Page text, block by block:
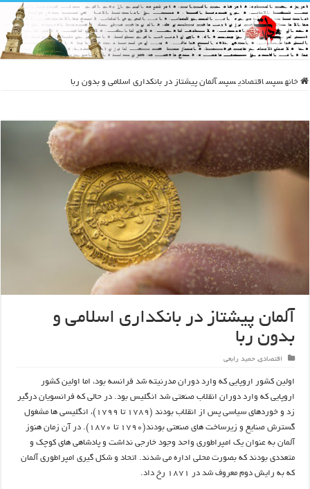
خانه سپس اقتصادی سپس آلمان پیشتاز در بانکداری اسلامی و بدون ربا
آلمان پیشتاز در بانکداری اسلامی و
بدون ربا
اقتصادی,حمید رابعی
اولین کشور اروپایی که وارد دوران مدرنیته شد فرانسه بود، اما اولین کشور
اروپایی که وارد دوران انقلاب صنعتی شد انگلیس بود. در حالی که فرانسویان درگیر
زد و خوردهای سیاسی پس از انقلاب بودند (۱۷۸۹ تا ۱۷۹۹)، انگلیسی ها مشغول
گسترش صنایع و زیرساخت های صنعتی بودند(۱۷۹۰ تا ۱۸۷۰). در آن زمان هنوز
آلمان به عنوان یک امپراطوری واحد وجود خارجی نداشت و پادشاهی های کوچک و
متعددی بودند که بصورت محلی اداره می شدند. اتحاد و شکل گیری امپراطوری آلمان
که به رایش دوم معروف شد در ۱۸۷۱ رخ داد.